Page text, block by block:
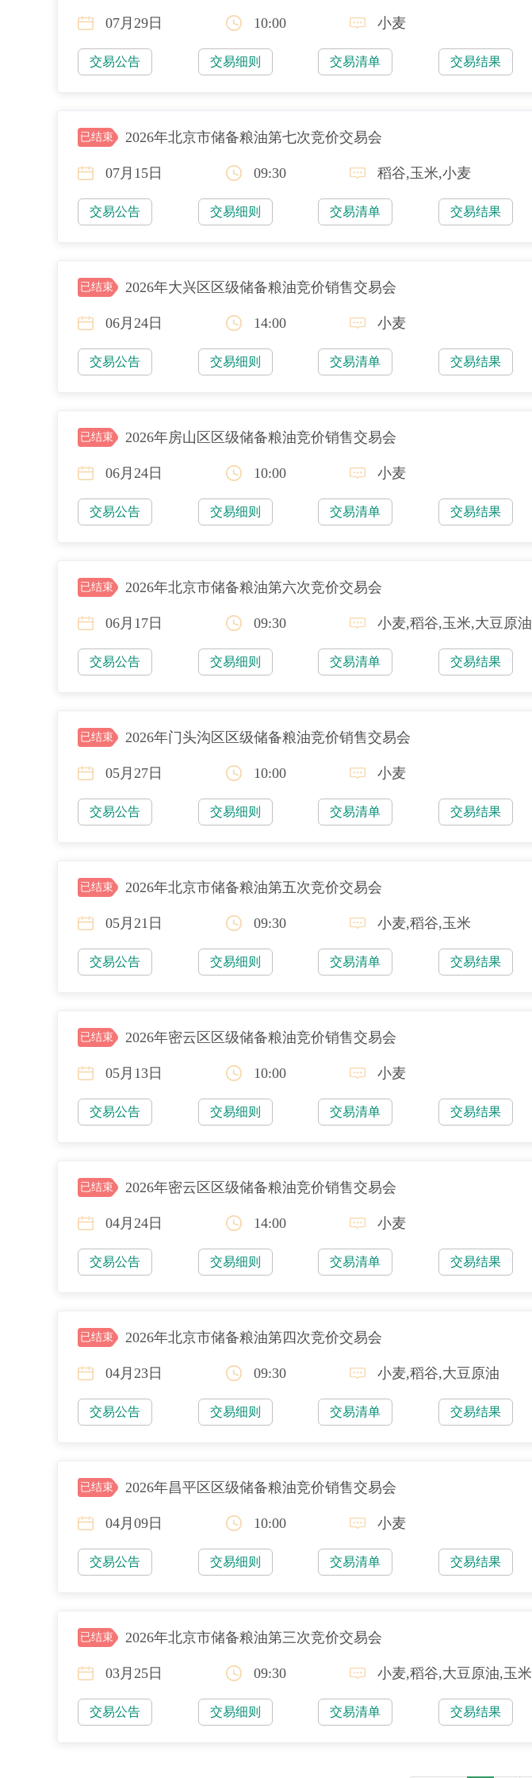
07月29日 10:00 小麦
交易公告 交易细则 交易清单 交易结果
已结束 2026年北京市储备粮油第七次竞价交易会
07月15日 09:30 稻谷,玉米,小麦
交易公告 交易细则 交易清单 交易结果
已结束 2026年大兴区区级储备粮油竞价销售交易会
06月24日 14:00 小麦
交易公告 交易细则 交易清单 交易结果
已结束 2026年房山区区级储备粮油竞价销售交易会
06月24日 10:00 小麦
交易公告 交易细则 交易清单 交易结果
已结束 2026年北京市储备粮油第六次竞价交易会
06月17日 09:30 小麦,稻谷,玉米,大豆原油
交易公告 交易细则 交易清单 交易结果
已结束 2026年门头沟区区级储备粮油竞价销售交易会
05月27日 10:00 小麦
交易公告 交易细则 交易清单 交易结果
已结束 2026年北京市储备粮油第五次竞价交易会
05月21日 09:30 小麦,稻谷,玉米
交易公告 交易细则 交易清单 交易结果
已结束 2026年密云区区级储备粮油竞价销售交易会
05月13日 10:00 小麦
交易公告 交易细则 交易清单 交易结果
已结束 2026年密云区区级储备粮油竞价销售交易会
04月24日 14:00 小麦
交易公告 交易细则 交易清单 交易结果
已结束 2026年北京市储备粮油第四次竞价交易会
04月23日 09:30 小麦,稻谷,大豆原油
交易公告 交易细则 交易清单 交易结果
已结束 2026年昌平区区级储备粮油竞价销售交易会
04月09日 10:00 小麦
交易公告 交易细则 交易清单 交易结果
已结束 2026年北京市储备粮油第三次竞价交易会
03月25日 09:30 小麦,稻谷,大豆原油,玉米
交易公告 交易细则 交易清单 交易结果